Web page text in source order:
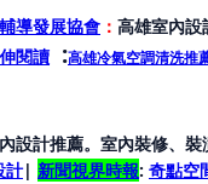
導發展協會 ： 高雄室內設
閱讀 :高雄冷氣空調清洗推
設計推薦。室內裝修、裝
計| 新聞視界時報: 奇點空